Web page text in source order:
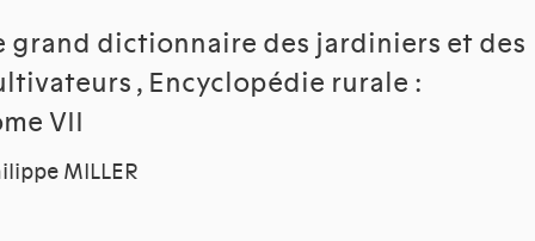
grand dictionnaire des jardiniers et des
, Encyclopédie rurale :
VII
MILLER